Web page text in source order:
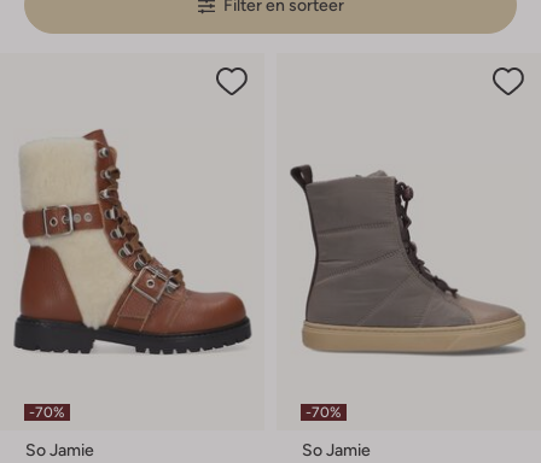
Filter en sorteer
-70%
So Jamie
-70%
So Jamie